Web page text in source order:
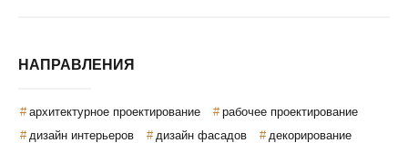
НАПРАВЛЕНИЯ
архитектурное проектирование
рабочее проектирование
дизайн интерьеров
дизайн фасадов
декорирование